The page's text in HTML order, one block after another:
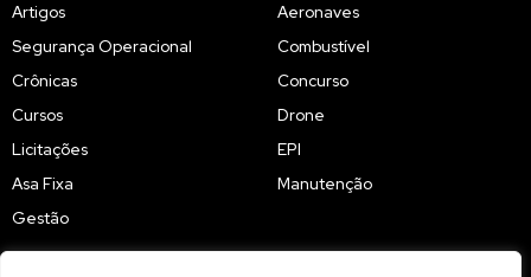
Artigos
Segurança Operacional
Crônicas
Cursos
Licitações
Asa Fixa
Gestão
Aeronaves
Combustível
Concurso
Drone
EPI
Manutenção